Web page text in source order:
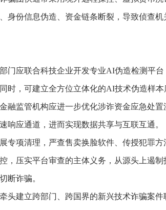
身份信息伪造、资金链条断裂，导致侦查
门应联合科技企业开发专业AI伪造检测平
时，可建立全方位立体化的AI技术伪造样
融监管机构应进一步优化涉诈资金应急处
响应通道，进而实现数据共享与互联互通。
专项清理，严查售卖换脸软件、传授犯罪
，压实平台审查的主体义务，从源头上遏
断诈骗。
头建立跨部门、跨国界的新兴技术诈骗案